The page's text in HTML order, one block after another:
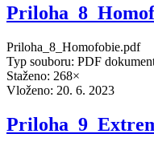
Priloha_8_Homofobie.pdf
Typ souboru: PDF
Staženo: 268×
Vloženo: 20. 6. 2023